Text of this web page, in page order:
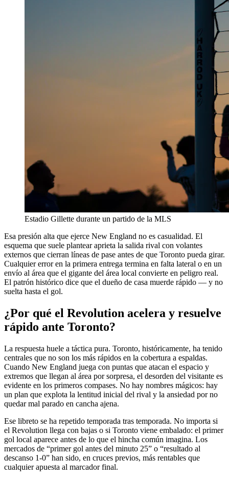
Estadio Gillette durante un partido de la MLS
Esa presión alta que ejerce New England no es casualidad. El
esquema que suele plantear aprieta la salida rival con volantes
externos que cierran líneas de pase antes de que Toronto pueda girar.
Cualquier error en la primera entrega termina en falta lateral o en un
envío al área que el gigante del área local convierte en peligro real.
El patrón histórico dice que el dueño de casa muerde rápido — y no
suelta hasta el gol.
¿Por qué el Revolution acelera y resuelve
rápido ante Toronto?
La respuesta huele a táctica pura. Toronto, históricamente, ha tenido
centrales que no son los más rápidos en la cobertura a espaldas.
Cuando New England juega con puntas que atacan el espacio y
extremos que llegan al área por sorpresa, el desorden del visitante es
evidente en los primeros compases. No hay nombres mágicos: hay
un plan que explota la lentitud inicial del rival y la ansiedad por no
quedar mal parado en cancha ajena.
Ese libreto se ha repetido temporada tras temporada. No importa si
el Revolution llega con bajas o si Toronto viene embalado: el primer
gol local aparece antes de lo que el hincha común imagina. Los
mercados de “primer gol antes del minuto 25” o “resultado al
descanso 1-0” han sido, en cruces previos, más rentables que
cualquier apuesta al marcador final.